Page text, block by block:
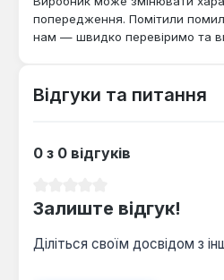
для професіоналів, яким
стійкі, добре читабельні
попередження. Помітили
нам — швидко перевіримо та
Відгуки та питання
0 з 0 відгуків
Залиште відгук!
Діліться своїм досвідом з